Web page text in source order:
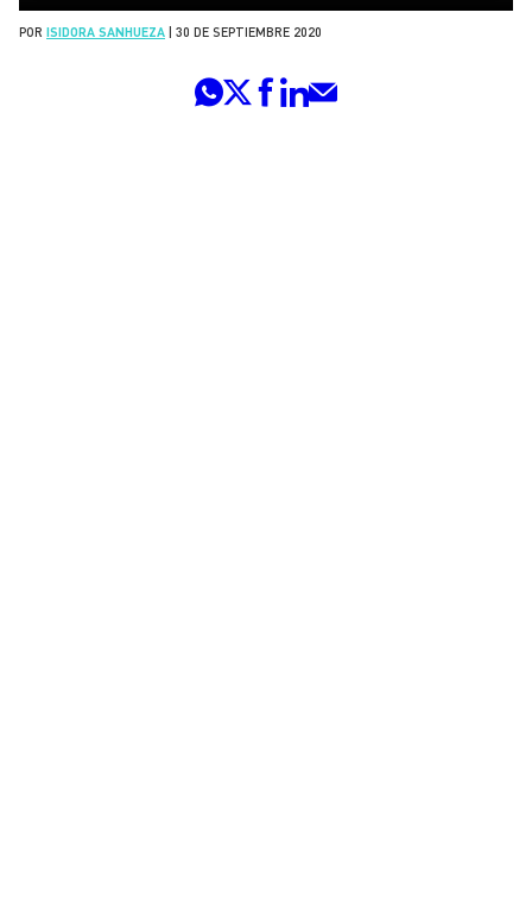
POR ISIDORA SANHUEZA 30 DE SEPTIEMBRE 2020